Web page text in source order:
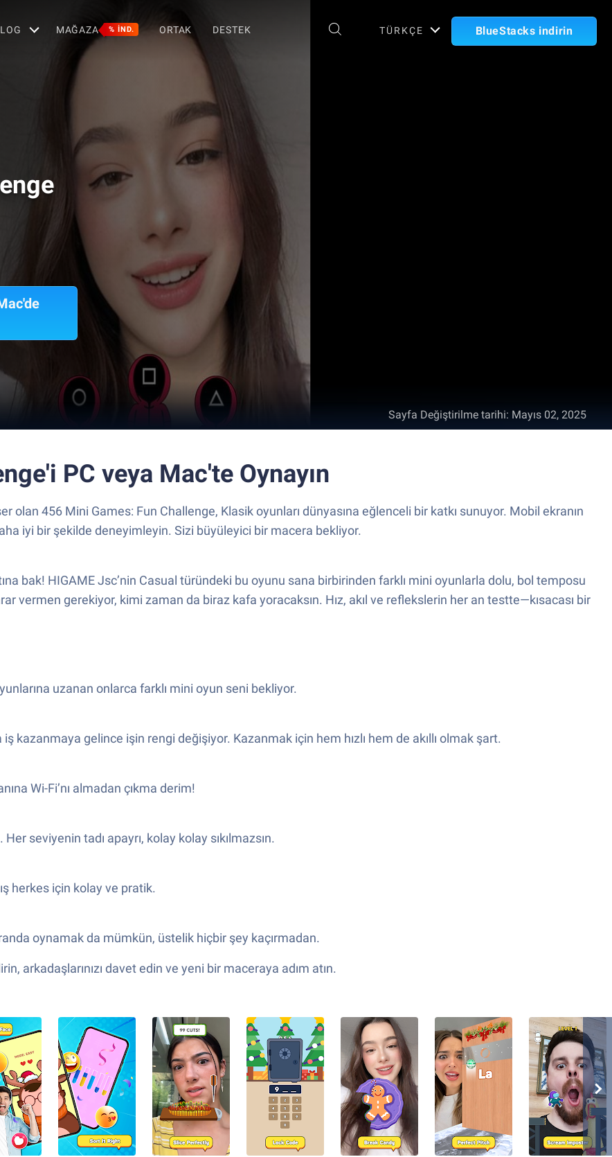
MAĞAZA % IND. ORTAK DESTEK TÜRKÇE BlueStacks indirin
Sayfa Değiştirilme tarihi: Mayıs 02, 2025
PC veya Mac'te Oynayın
olan 456 Mini Games: Fun Challenge, Klasik oyunları dünyasına eğlenceli bir katkı sunuyor. Mobil ekranın
iyi bir şekilde deneyimleyin. Sizi büyüleyici bir macera bekliyor.
bak! HIGAME Jsc’nin Casual türündeki bu oyunu sana birbirinden farklı mini oyunlarla dolu, bol temposu
vermen gerekiyor, kimi zaman da biraz kafa yoracaksın. Hız, akıl ve reflekslerin her an testte—kısacası bir
uzanan onlarca farklı mini oyun seni bekliyor.
kazanmaya gelince işin rengi değişiyor. Kazanmak için hem hızlı hem de akıllı olmak şart.
Wi-Fi’nı almadan çıkma derim!
seviyenin tadı apayrı, kolay kolay sıkılmazsın.
herkes için kolay ve pratik.
oynamak da mümkün, üstelik hiçbir şey kaçırmadan.
arkadaşlarınızı davet edin ve yeni bir maceraya adım atın.